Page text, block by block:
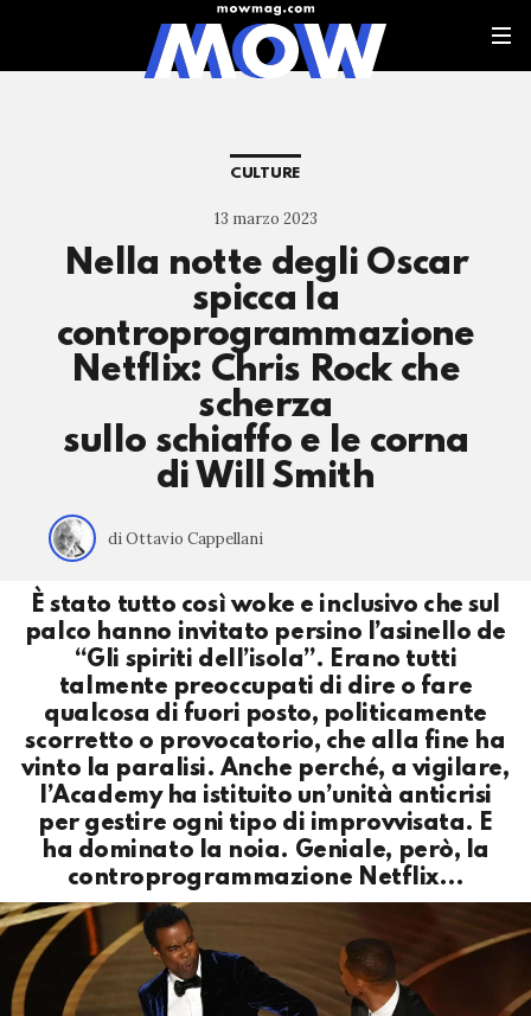
CULTURE
13 marzo 2023
Nella notte degli Oscar
spicca la
controprogrammazione
Netflix: Chris Rock che
scherza
sullo schiaffo e le corna
di Will Smith
di Ottavio Cappellani
È stato tutto così woke e inclusivo che sul
palco hanno invitato persino l’asinello de
“Gli spiriti dell’isola”. Erano tutti
talmente preoccupati di dire o fare
qualcosa di fuori posto, politicamente
scorretto o provocatorio, che alla fine ha
vinto la paralisi. Anche perché, a vigilare,
l’Academy ha istituito un’unità anticrisi
per gestire ogni tipo di improvvisata. E
ha dominato la noia. Geniale, però, la
controprogrammazione Netflix…